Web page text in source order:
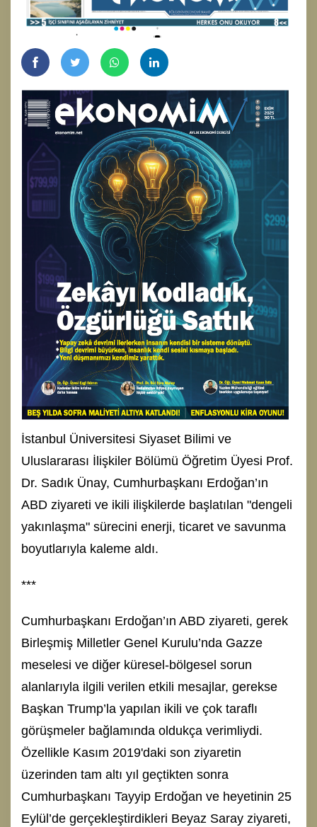
İstanbul Üniversitesi Siyaset Bilimi ve
Uluslararası İlişkiler Bölümü Öğretim Üyesi Prof.
Dr. Sadık Ünay, Cumhurbaşkanı Erdoğan’ın
ABD ziyareti ve ikili ilişkilerde başlatılan "dengeli
yakınlaşma" sürecini enerji, ticaret ve savunma
boyutlarıyla kaleme aldı.
***
Cumhurbaşkanı Erdoğan’ın ABD ziyareti, gerek
Birleşmiş Milletler Genel Kurulu’nda Gazze
meselesi ve diğer küresel-bölgesel sorun
alanlarıyla ilgili verilen etkili mesajlar, gerekse
Başkan Trump’la yapılan ikili ve çok taraflı
görüşmeler bağlamında oldukça verimliydi.
Özellikle Kasım 2019'daki son ziyaretin
üzerinden tam altı yıl geçtikten sonra
Cumhurbaşkanı Tayyip Erdoğan ve heyetinin 25
Eylül’de gerçekleştirdikleri Beyaz Saray ziyareti,